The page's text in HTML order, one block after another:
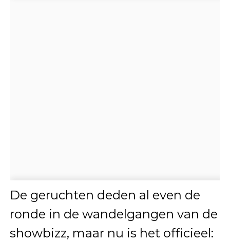
De geruchten deden al even de
ronde in de wandelgangen van de
showbizz, maar nu is het officieel: